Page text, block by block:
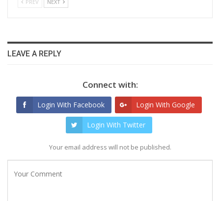
PREV NEXT
LEAVE A REPLY
Connect with:
Login With Facebook Login With Google
Login With Twitter
Your email address will not be published.